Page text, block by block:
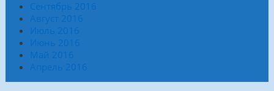
Сентябрь 2016
Август 2016
Июль 2016
Июнь 2016
Май 2016
Апрель 2016